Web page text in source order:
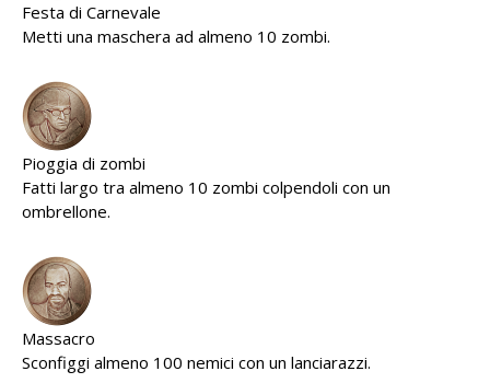
Festa di Carnevale
Metti una maschera ad almeno 10 zombi.
Pioggia di zombi
Fatti largo tra almeno 10 zombi colpendoli con un
ombrellone.
Massacro
Sconfiggi almeno 100 nemici con un lanciarazzi.